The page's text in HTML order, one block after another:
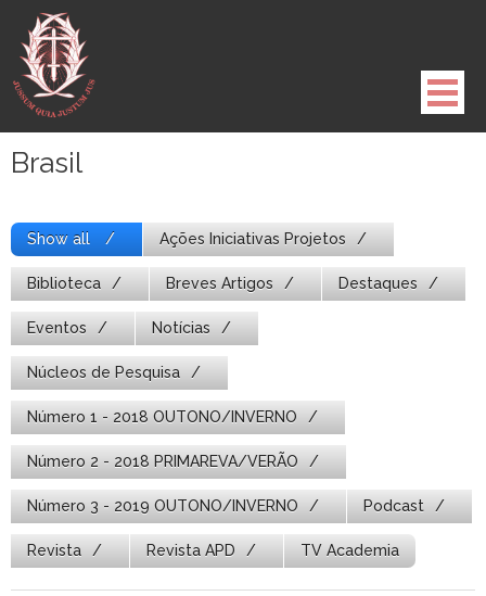
para
conteúdo
Brasil
Show all Ações Iniciativas Projetos
Biblioteca Breves Artigos Destaques
Eventos Notícias
Núcleos de Pesquisa
Número 1 - 2018 OUTONO/INVERNO
Número 2 - 2018 PRIMAREVA/VERÃO
Número 3 - 2019 OUTONO/INVERNO Podcast
Revista Revista APD TV Academia